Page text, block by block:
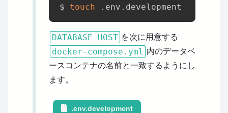
$ touch
DATABASE_HOST を次に用意する
docker-compose.yml
内のデータベ
ースコンテナの名前と一致するようにし
ます。
.env.development